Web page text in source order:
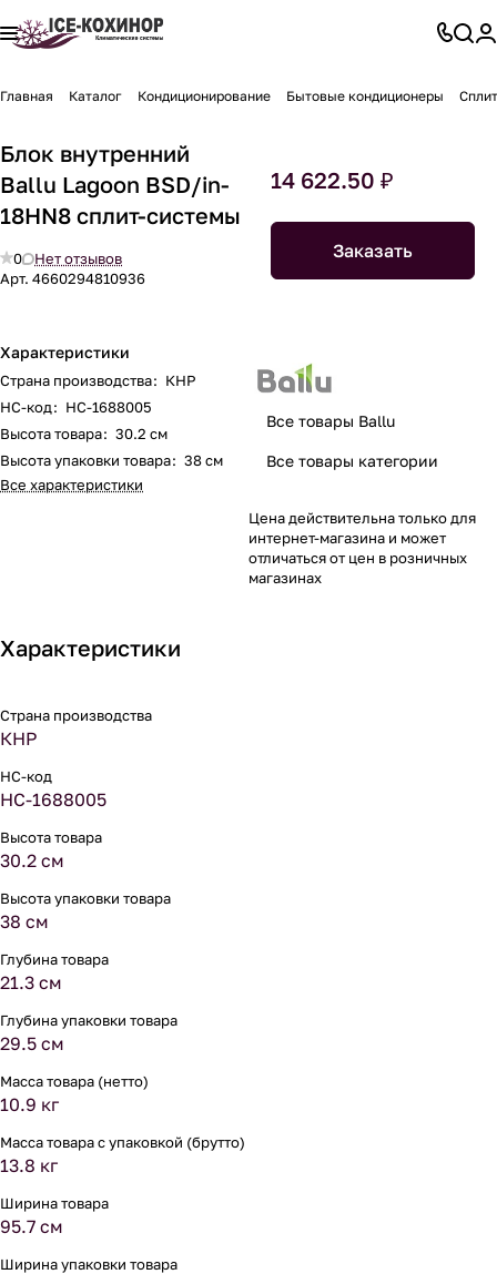
Главная Каталог Кондиционирование Бытовые кондиционеры
Блок внутренний
Ballu Lagoon BSD/in-
18HN8 сплит-системы
0
Нет отзывов
Арт. 4660294810936
Характеристики
Страна производства: КНР
НС-код: НС-1688005
Высота товара: 30.2 см
Высота упаковки товара: 38 см
Все характеристики
14 622.50 ₽
Заказать
Все товары Ballu
Все товары категории
Цена действительна только для
интернет-магазина и может
отличаться от цен в розничных
магазинах
Характеристики
Страна производства
КНР
НС-код
НС-1688005
Высота товара
30.2 см
Высота упаковки товара
38 см
Глубина товара
21.3 см
Глубина упаковки товара
29.5 см
Масса товара (нетто)
10.9 кг
Масса товара с упаковкой (брутто)
13.8 кг
Ширина товара
95.7 см
Ширина упаковки товара